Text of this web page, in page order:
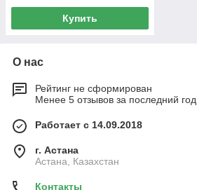
Купить
О нас
Рейтинг не сформирован
Менее 5 отзывов за последний год
Работает с 14.09.2018
г. Астана
Астана, Казахстан
Контакты